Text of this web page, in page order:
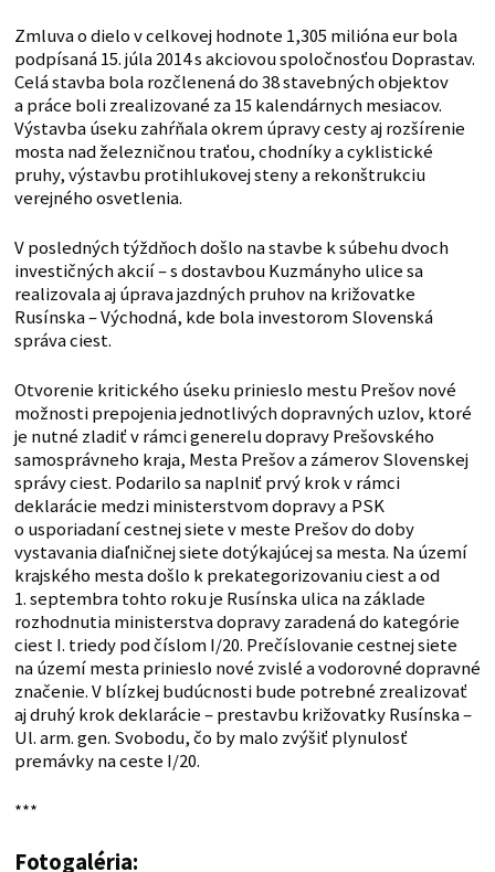
Zmluva o dielo v celkovej hodnote 1,305 milióna eur bola
podpísaná 15. júla 2014 s akciovou spoločnosťou Doprastav.
Celá stavba bola rozčlenená do 38 stavebných objektov
a práce boli zrealizované za 15 kalendárnych mesiacov.
Výstavba úseku zahŕňala okrem úpravy cesty aj rozšírenie
mosta nad železničnou traťou, chodníky a cyklistické
pruhy, výstavbu protihlukovej steny a rekonštrukciu
verejného osvetlenia.
V posledných týždňoch došlo na stavbe k súbehu dvoch
investičných akcií – s dostavbou Kuzmányho ulice sa
realizovala aj úprava jazdných pruhov na križovatke
Rusínska – Východná, kde bola investorom Slovenská
správa ciest.
Otvorenie kritického úseku prinieslo mestu Prešov nové
možnosti prepojenia jednotlivých dopravných uzlov, ktoré
je nutné zladiť v rámci generelu dopravy Prešovského
samosprávneho kraja, Mesta Prešov a zámerov Slovenskej
správy ciest. Podarilo sa naplniť prvý krok v rámci
deklarácie medzi ministerstvom dopravy a PSK
o usporiadaní cestnej siete v meste Prešov do doby
vystavania diaľničnej siete dotýkajúcej sa mesta. Na území
krajského mesta došlo k prekategorizovaniu ciest a od
1. septembra tohto roku je Rusínska ulica na základe
rozhodnutia ministerstva dopravy zaradená do kategórie
ciest I. triedy pod číslom I/20. Prečíslovanie cestnej siete
na území mesta prinieslo nové zvislé a vodorovné dopravné
značenie. V blízkej budúcnosti bude potrebné zrealizovať
aj druhý krok deklarácie – prestavbu križovatky Rusínska –
Ul. arm. gen. Svobodu, čo by malo zvýšiť plynulosť
premávky na ceste I/20.
***
Fotogaléria: